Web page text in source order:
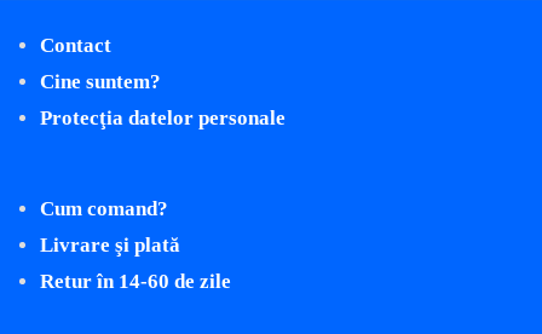
Contact
Cine suntem?
Protecţia datelor personale
Cum comand?
Livrare şi plată
Retur în 14-60 de zile